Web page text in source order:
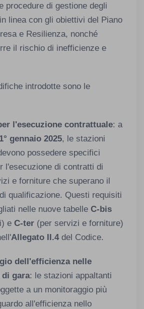
procedure di gestione degli
linea con gli obiettivi del Piano
e Resilienza, nonché
il rischio di inefficienze e
introdotte sono le
l'esecuzione contrattuale: a
1° gennaio 2025, le stazioni
possedere specifici
l'esecuzione di contratti di
e forniture che superano il
qualificazione. Questi requisiti
nelle nuove tabelle C-bis
e C-ter (per servizi e forniture)
Allegato II.4del Codice. ​
dell'efficienza nelle
di gara: le stazioni appaltanti
a un monitoraggio più
all'efficienza nello